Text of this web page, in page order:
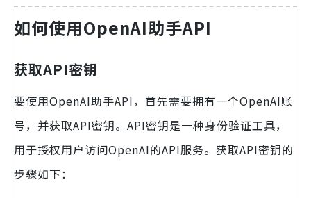
如何使用OpenAI助手API
获取API密钥
要使用OpenAI助手API，首先需要拥有一个OpenAI账
号，并获取API密钥。API密钥是一种身份验证工具，
用于授权用户访问OpenAI的API服务。获取API密钥的
步骤如下：